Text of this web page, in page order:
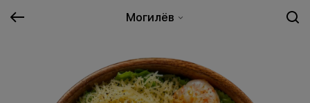
Могилёв